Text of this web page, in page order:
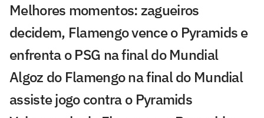
Melhores momentos: zagueiros
decidem, Flamengo vence o Pyramids e
enfrenta o PSG na final do Mundial
Algoz do Flamengo na final do Mundial
assiste jogo contra o Pyramids